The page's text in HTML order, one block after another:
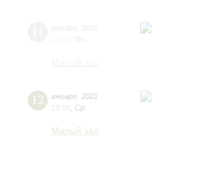
12 января 2022
19:00 Ср
Малый зал